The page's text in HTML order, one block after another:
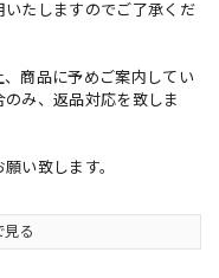
たしますのでご了承くだ
商品に予めご案内してい
み、返品対応を致しま
い致します。
見る